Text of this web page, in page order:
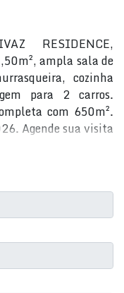
RESIDENCE,
ampla sala de
cozinha
para 2 carros.
com 650m².
Agende sua visita
do imóvel